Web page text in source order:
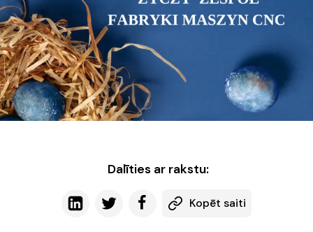
Dalīties ar rakstu:
Kopēt saiti